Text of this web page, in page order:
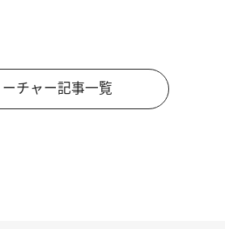
チャー記事一覧